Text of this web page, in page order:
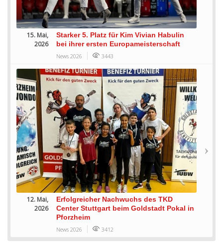
15. Mai,
2026
Starker 5. Platz für Kim Vivian Habulin
bei ihrer ersten Europameisterschaft
News 2026 3443
12. Mai,
2026
Erfolgreicher Nachwuchs des TKD
Center Stuttgart beim Goldstadt Pokal in
Pforzheim
News 2026 3412